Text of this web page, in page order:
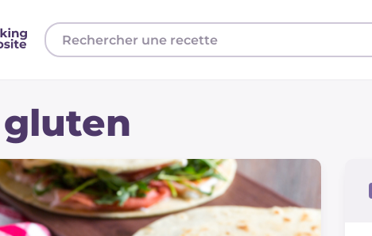
gluten